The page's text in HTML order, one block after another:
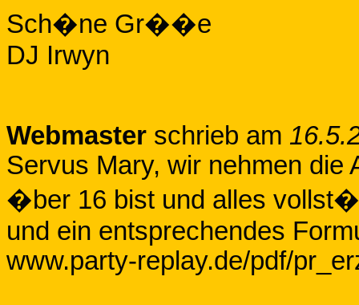
Sch�ne Gr��e
DJ Irwyn
Webmaster schrieb am
Servus Mary, wir nehmen die
�ber 16 bist und alles
und ein entsprechendes
www.party-replay.de/pdf/